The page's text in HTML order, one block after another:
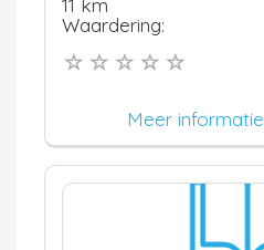
11 km
Waardering:
Meer informatie